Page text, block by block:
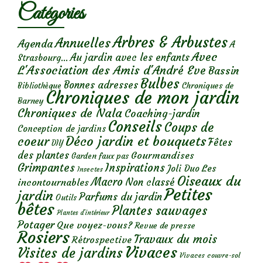
Catégories
AgendaAnnuellesArbres & Arbustes A
Strasbourg... Au jardin avec les enfantsAvec
L'Association des Amis d'André Eve Bassin
Bibliothèque Bonnes adresses Bulbes Chroniques de
Barney Chroniques de mon jardin
Chroniques de Nala Coaching-jardin
Conception de jardins ConseilsCoups de
coeur DIY Déco jardin et bouquetsFêtes
des plantes Garden faux pas Gourmandises
Grimpantes Insectes Inspirations Joli Duo Les
incontournables Macro Non classé Oiseaux du
jardin Outils Parfums du jardinPetites
bêtes Plantes d’intérieur Plantes sauvages
Potager Que voyez-vous? Revue de presse
Rosiers Rétrospective Travaux du mois
Visites de jardins Vivaces Vivaces couvre-sol